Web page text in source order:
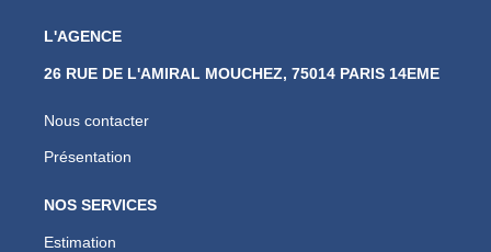
L'AGENCE
26 RUE DE L'AMIRAL MOUCHEZ, 75014 PARIS 14EME
Nous contacter
Présentation
NOS SERVICES
Estimation